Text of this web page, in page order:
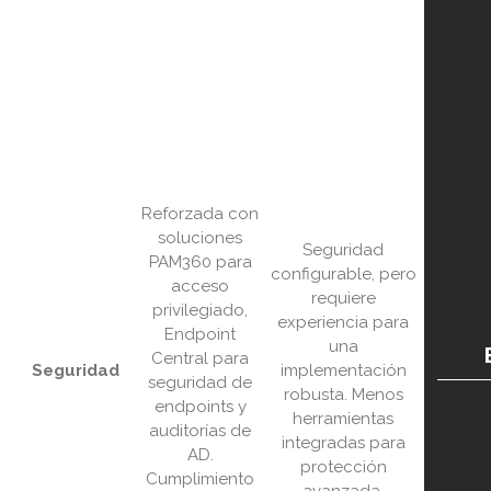
Seguridad
Reforzada con
soluciones
PAM360 para
acceso
privilegiado,
Endpoint
Central para
seguridad de
endpoints y
auditorías de
AD.
Cumplimiento
Seguridad
configurable, pero
requiere
experiencia para
una
implementación
robusta. Menos
herramientas
integradas para
protección